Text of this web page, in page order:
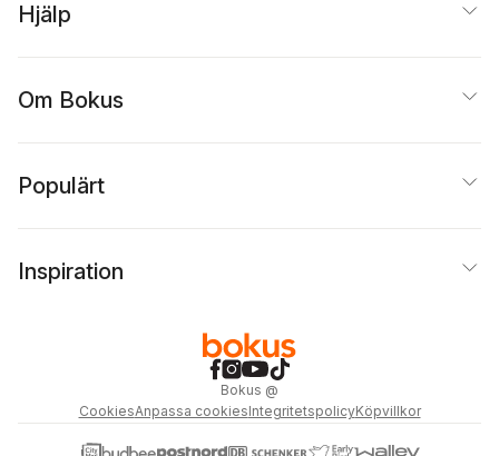
Hjälp
Om Bokus
Populärt
Inspiration
Bokus @
CookiesAnpassa cookiesIntegritetspolicyKöpvillkor